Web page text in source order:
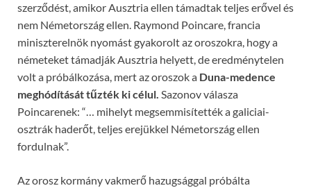
szerződést, amikor Ausztria ellen támadtak teljes erővel és
nem Németország ellen. Raymond Poincare, francia
miniszterelnök nyomást gyakorolt az oroszokra, hogy a
németeket támadják Ausztria helyett, de eredménytelen
volt a próbálkozása, mert az oroszok a Duna-medence
meghódítását tűzték ki célul. Sazonov válasza
Poincarenek: “… mihelyt megsemmisítették a galiciai-
osztrák haderőt, teljes erejükkel Németország ellen
fordulnak”.
Az orosz kormány vakmerő hazugsággal próbálta